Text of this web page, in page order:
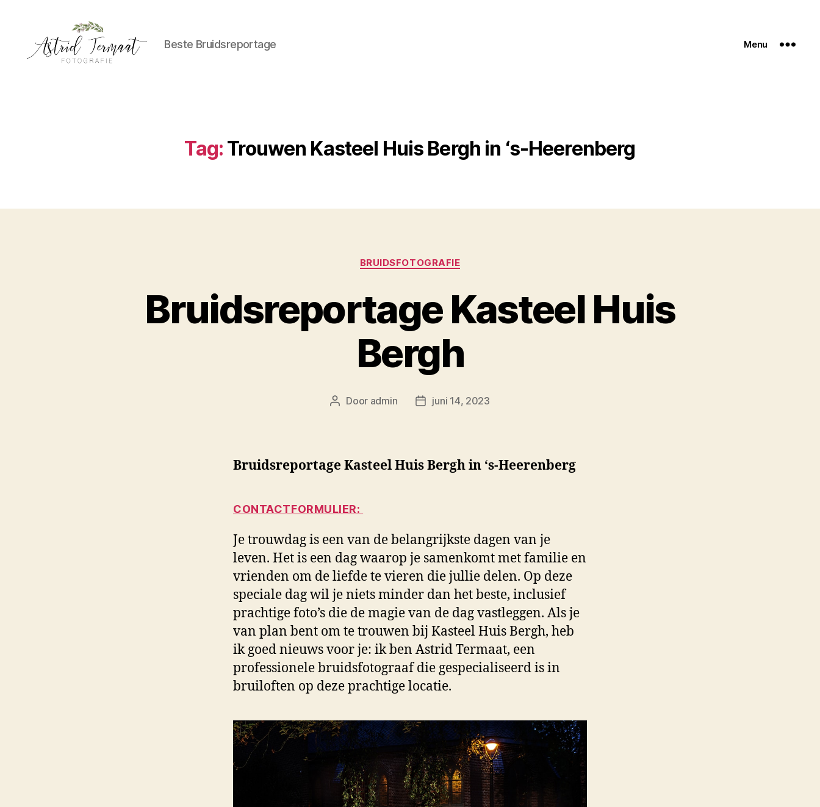
Beste Bruidsreportage Menu
Tag: Trouwen Kasteel Huis Bergh in ‘s-Heerenberg
Categorieën
BRUIDSFOTOGRAFIE
Bruidsreportage Kasteel Huis
Bergh
Berichtauteur
Door admin Berichtdatum
juni 14, 2023
Bruidsreportage Kasteel Huis Bergh in ‘s-Heerenberg
CONTACTFORMULIER:
Je trouwdag is een van de belangrijkste dagen van je
leven. Het is een dag waarop je samenkomt met familie en
vrienden om de liefde te vieren die jullie delen. Op deze
speciale dag wil je niets minder dan het beste, inclusief
prachtige foto’s die de magie van de dag vastleggen. Als je
van plan bent om te trouwen bij Kasteel Huis Bergh, heb
ik goed nieuws voor je: ik ben Astrid Termaat, een
professionele bruidsfotograaf die gespecialiseerd is in
bruiloften op deze prachtige locatie.